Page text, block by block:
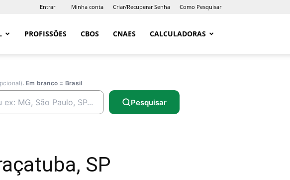
Entrar Minha conta Criar/Recuperar Senha Como Pesquisar
PROFISSÕES CBOS CNAES CALCULADORAS
. Em branco = Brasil
Pesquisar
SP